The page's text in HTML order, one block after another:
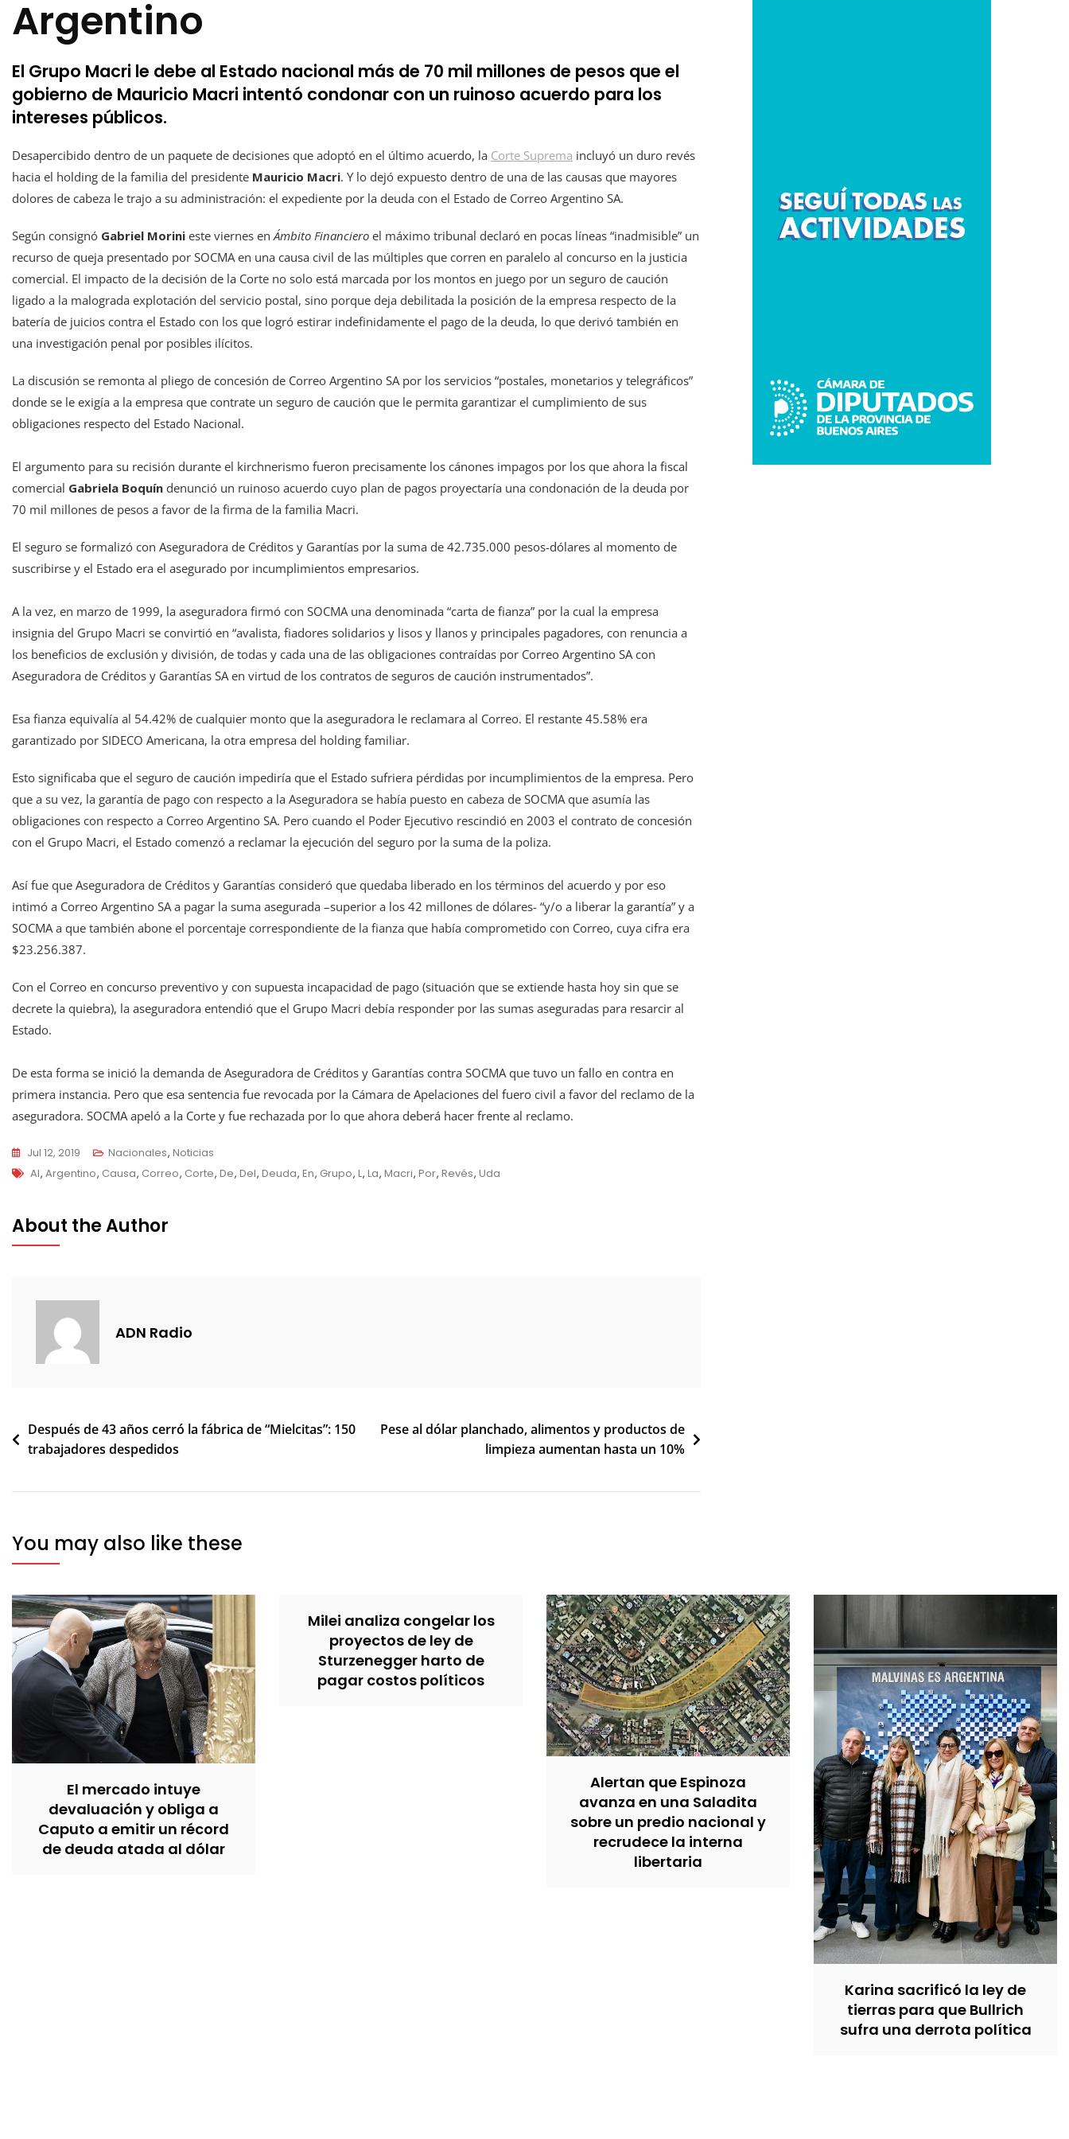
Argentino
El Grupo Macri le debe al Estado nacional más de 70 mil millones de pesos que el
gobierno de Mauricio Macri intentó condonar con un ruinoso acuerdo para los
intereses públicos.
Desapercibido dentro de un paquete de decisiones que adoptó en el último acuerdo, la Corte Suprema incluyó un duro revés
hacia el holding de la familia del presidente Mauricio Macri. Y lo dejó expuesto dentro de una de las causas que mayores
dolores de cabeza le trajo a su administración: el expediente por la deuda con el Estado de Correo Argentino SA.
Según consignó Gabriel Morini este viernes enÁmbito Financiero el máximo tribunal declaró en pocas líneas “inadmisible” un
recurso de queja presentado por SOCMA en una causa civil de las múltiples que corren en paralelo al concurso en la justicia
comercial. El impacto de la decisión de la Corte no solo está marcada por los montos en juego por un seguro de caución
ligado a la malograda explotación del servicio postal, sino porque deja debilitada la posición de la empresa respecto de la
batería de juicios contra el Estado con los que logró estirar indefinidamente el pago de la deuda, lo que derivó también en
una investigación penal por posibles ilícitos.
La discusión se remonta al pliego de concesión de Correo Argentino SA por los servicios “postales, monetarios y telegráficos”
donde se le exigía a la empresa que contrate un seguro de caución que le permita garantizar el cumplimiento de sus
obligaciones respecto del Estado Nacional.
El argumento para su recisión durante el kirchnerismo fueron precisamente los cánones impagos por los que ahora la fiscal
comercial Gabriela Boquín denunció un ruinoso acuerdo cuyo plan de pagos proyectaría una condonación de la deuda por
70 mil millones de pesos a favor de la firma de la familia Macri.
El seguro se formalizó con Aseguradora de Créditos y Garantías por la suma de 42.735.000 pesos-dólares al momento de
suscribirse y el Estado era el asegurado por incumplimientos empresarios.
A la vez, en marzo de 1999, la aseguradora firmó con SOCMA una denominada “carta de fianza” por la cual la empresa
insignia del Grupo Macri se convirtió en “avalista, fiadores solidarios y lisos y llanos y principales pagadores, con renuncia a
los beneficios de exclusión y división, de todas y cada una de las obligaciones contraídas por Correo Argentino SA con
Aseguradora de Créditos y Garantías SA en virtud de los contratos de seguros de caución instrumentados”.
Esa fianza equivalía al 54.42% de cualquier monto que la aseguradora le reclamara al Correo. El restante 45.58% era
garantizado por SIDECO Americana, la otra empresa del holding familiar.
Esto significaba que el seguro de caución impediría que el Estado sufriera pérdidas por incumplimientos de la empresa. Pero
que a su vez, la garantía de pago con respecto a la Aseguradora se había puesto en cabeza de SOCMA que asumía las
obligaciones con respecto a Correo Argentino SA. Pero cuando el Poder Ejecutivo rescindió en 2003 el contrato de concesión
con el Grupo Macri, el Estado comenzó a reclamar la ejecución del seguro por la suma de la poliza.
Así fue que Aseguradora de Créditos y Garantías consideró que quedaba liberado en los términos del acuerdo y por eso
intimó a Correo Argentino SA a pagar la suma asegurada –superior a los 42 millones de dólares- “y/o a liberar la garantía” y a
SOCMA a que también abone el porcentaje correspondiente de la fianza que había comprometido con Correo, cuya cifra era
$23.256.387.
Con el Correo en concurso preventivo y con supuesta incapacidad de pago (situación que se extiende hasta hoy sin que se
decrete la quiebra), la aseguradora entendió que el Grupo Macri debía responder por las sumas aseguradas para resarcir al
Estado.
De esta forma se inició la demanda de Aseguradora de Créditos y Garantías contra SOCMA que tuvo un fallo en contra en
primera instancia. Pero que esa sentencia fue revocada por la Cámara de Apelaciones del fuero civil a favor del reclamo de la
aseguradora. SOCMA apeló a la Corte y fue rechazada por lo que ahora deberá hacer frente al reclamo.
Jul 12, 2019 Nacionales, Noticias
Tags
Al, Argentino, Causa, Correo, Corte, De, Del, Deuda, En, Grupo, L, La, Macri, Por, Revés, Uda
About the Author
ADN Radio
Navegación
de
entradas
Después de 43 años cerró la fábrica de “Mielcitas”: 150
trabajadores despedidos
Pese al dólar planchado, alimentos y productos de
limpieza aumentan hasta un 10%
You may also like these
El mercado intuye
devaluación y obliga a
Caputo a emitir un récord
de deuda atada al dólar
Milei analiza congelar los
proyectos de ley de
Sturzenegger harto de
pagar costos políticos
Alertan que Espinoza
avanza en una Saladita
sobre un predio nacional y
recrudece la interna
libertaria
Karina sacrificó la ley de
tierras para que Bullrich
sufra una derrota política